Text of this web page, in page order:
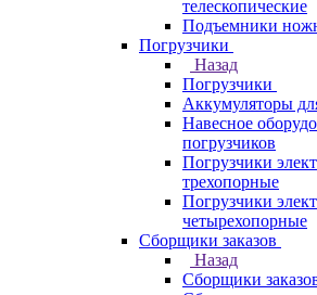
телескопические
Подъемники
Погрузчики
Назад
Погрузчики
Аккумуляторы
Навесное
погрузчиков
Погрузчики
трехопорные
Погрузчики
четырехопорные
Сборщики заказов
Назад
Сборщики